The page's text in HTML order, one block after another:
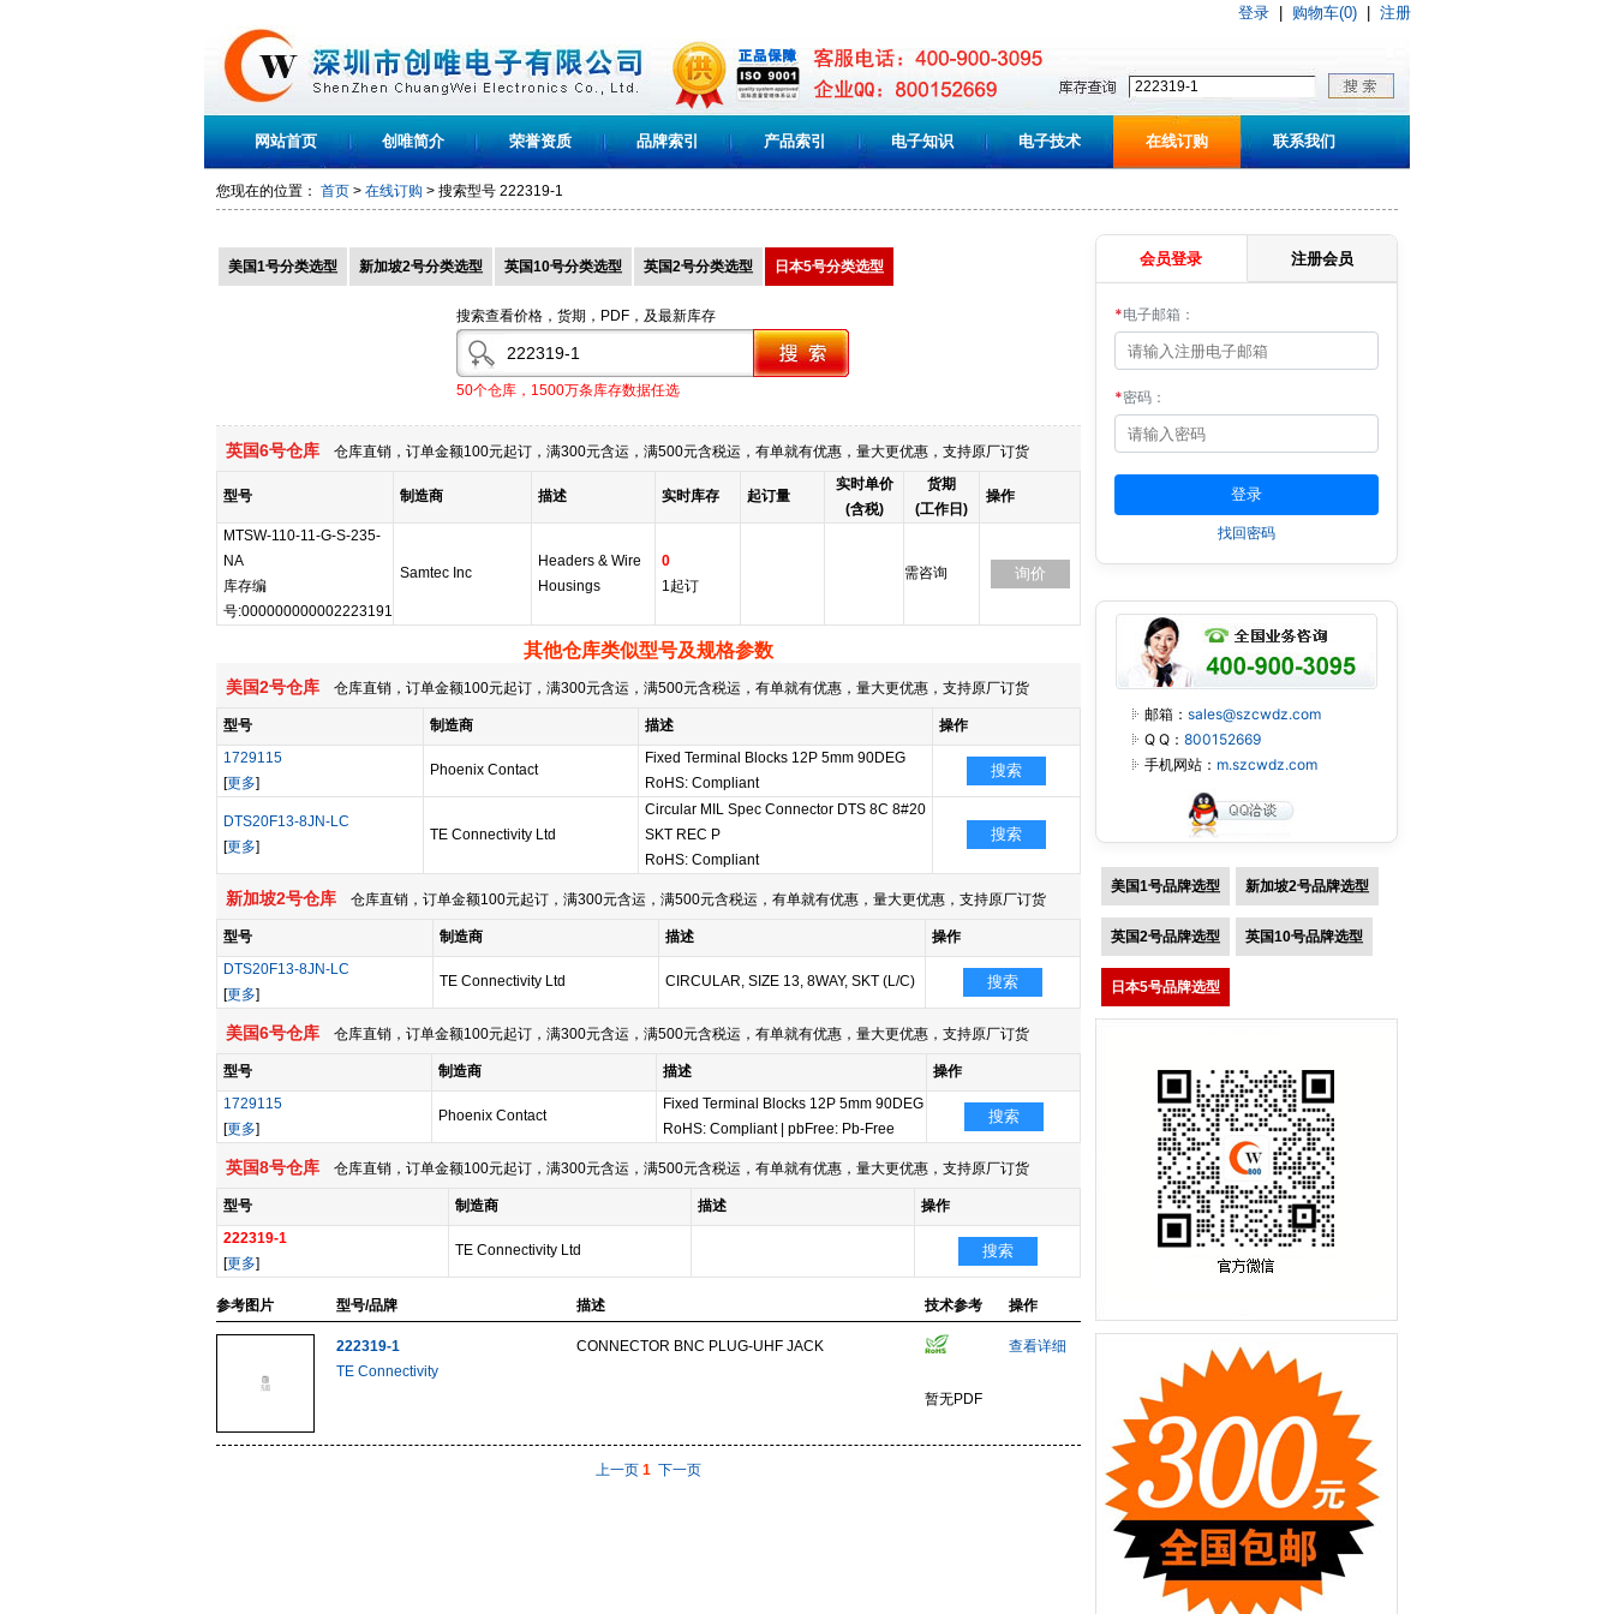
登录 购物车(0) 注册
网站首页 创唯简介 荣誉资质 品牌索引 产品索引 电子知识 电子技术 在线订购 联系我们
您现在的位置： 首页 > 在线订购 > 搜索型号 222319-1
美国1号分类选型 新加坡2号分类选型 英国10号分类选型 英国2号分类选型 日本5号分类选型
搜索查看价格，货期，PDF，及最新库存
50个仓库，1500万条库存数据任选
英国6号仓库 仓库直销，订单金额100元起订，满300元含运，满500元含税运，有单就有优惠，量大更优惠，支持原厂订货
型号 制造商 描述 实时库存 起订量
实时单价
(含税)
货期
(工作日)
操作
MTSW-110-11-G-S-235-
NA
库存编
号:000000000002223191
Samtec Inc
Headers & Wire
Housings
0
1起订
需咨询 询价
其他仓库类似型号及规格参数
美国2号仓库 仓库直销，订单金额100元起订，满300元含运，满500元含税运，有单就有优惠，量大更优惠，支持原厂订货
型号 制造商 描述
操作
1729115
[更多]
Phoenix Contact
Fixed Terminal Blocks 12P 5mm 90DEG
RoHS: Compliant
搜索
DTS20F13-8JN-LC
[更多]
TE Connectivity Ltd
Circular MIL Spec Connector DTS 8C 8#20
SKT REC P
RoHS: Compliant
搜索
新加坡2号仓库 仓库直销，订单金额100元起订，满300元含运，满500元含税运，有单就有优惠，量大更优惠，支持原厂订货
型号 制造商 描述
操作
DTS20F13-8JN-LC
[更多]
TE Connectivity Ltd CIRCULAR, SIZE 13, 8WAY, SKT (L/C) 搜索
美国6号仓库 仓库直销，订单金额100元起订，满300元含运，满500元含税运，有单就有优惠，量大更优惠，支持原厂订货
型号 制造商 描述
操作
1729115
[更多]
Phoenix Contact
Fixed Terminal Blocks 12P 5mm 90DEG
RoHS: Compliant pbFree: Pb-Free
搜索
英国8号仓库 仓库直销，订单金额100元起订，满300元含运，满500元含税运，有单就有优惠，量大更优惠，支持原厂订货
型号 制造商 描述
操作
222319-1
[更多]
TE Connectivity Ltd 搜索
参考图片 型号/品牌 描述 技术参考 操作
222319-1
TE Connectivity
CONNECTOR BNC PLUG-UHF JACK
暂无PDF
查看详细
上一页 1 下一页
会员登录 注册会员
*电子邮箱：
*密码：
找回密码
邮箱： sales@szcwdz.com
Q Q： 800152669
手机网站： m.szcwdz.com
美国1号品牌选型 新加坡2号品牌选型
英国2号品牌选型 英国10号品牌选型
日本5号品牌选型